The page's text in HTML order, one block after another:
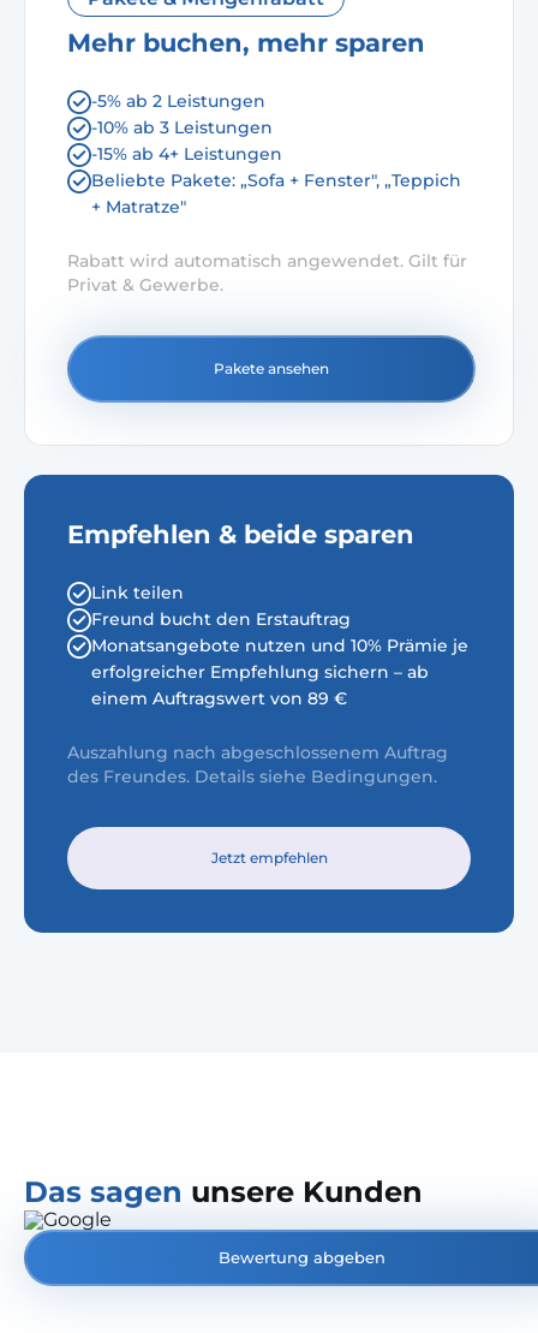
Mehr buchen, mehr sparen
-5% ab 2 Leistungen
-10% ab 3 Leistungen
-15% ab 4+ Leistungen
Beliebte Pakete: „Sofa + Fenster", „Teppich
+ Matratze"
Rabatt wird automatisch angewendet. Gilt für
Privat & Gewerbe.
Pakete ansehen
Empfehlen & beide sparen
Link teilen
Freund bucht den Erstauftrag
Monatsangebote nutzen und 10% Prämie je
erfolgreicher Empfehlung sichern – ab
einem Auftragswert von 89 €
Auszahlung nach abgeschlossenem Auftrag
des Freundes. Details siehe Bedingungen.
Jetzt empfehlen
Das sagen unsere Kunden
Bewertung abgeben